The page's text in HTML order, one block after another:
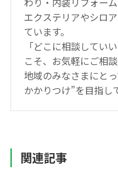
エクステリアやシロ
ています。
「どこに相談してい
こそ、お気軽にご相談
地域のみなさまにと
かかりつけ”を目指し
関連記事